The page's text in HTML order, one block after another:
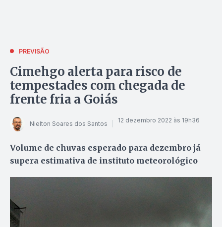
PREVISÃO
Cimehgo alerta para risco de
tempestades com chegada de
frente fria a Goiás
Nielton Soares dos Santos 12 dezembro 2022 às 19h36
Volume de chuvas esperado para dezembro já
supera estimativa de instituto meteorológico